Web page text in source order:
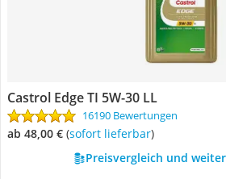
Castrol Edge TI 5W-30 LL
16190 Bewertungen
ab 48,00 € ( Sofort lieferbar)
Preisvergleich und